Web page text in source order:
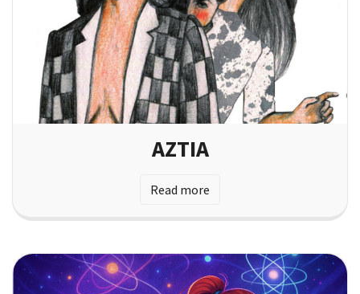
AZTIA
Read more